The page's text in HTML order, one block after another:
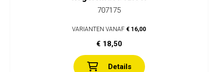
707175
VARIANTEN VANAF € 16,00
€ 18,50
Details